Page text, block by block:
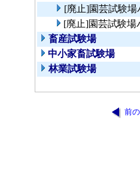
[廃止]園芸試験
[廃止]園芸試験場
畜産試験場
中小家畜試験場
林業試験場
前